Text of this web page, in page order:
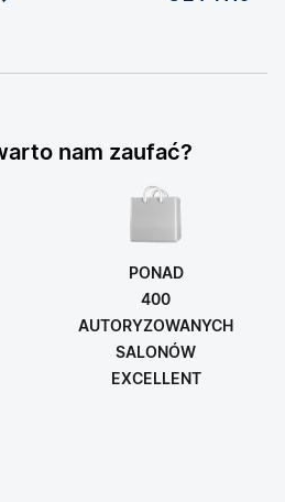
sprawia, że stają
łazienek.
nam zaufać?
PONAD
400
AUTORYZOWANYCH
SALONÓW
EXCELLENT